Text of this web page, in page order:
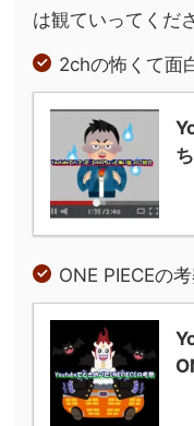
は観ていってくだ
2chの怖くて面
ONE PIECEの